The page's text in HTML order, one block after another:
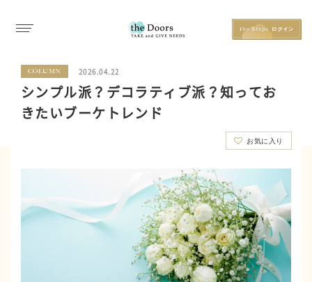
COLUMN 2026.04.22
シンプル派？デコラティブ派？知ってお
きたいブーケトレンド
お気に入り